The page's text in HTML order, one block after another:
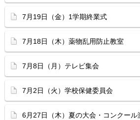
7月19日（金）1学期終業式
7月18日（木）薬物乱用防止教室
7月8日（月）テレビ集会
7月2日（火）学校保健委員会
6月27日（木）夏の大会・コンクール